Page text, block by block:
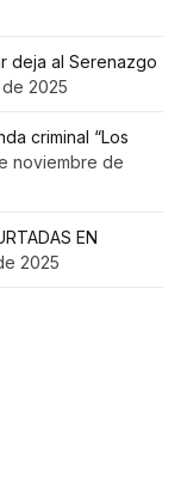
deja al Serenazgo
2025
criminal “Los
noviembre de
EN
2025